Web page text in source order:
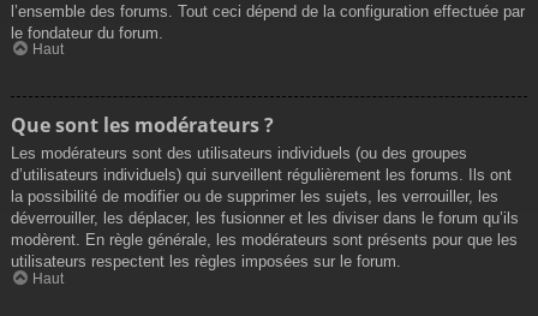
l’ensemble des forums. Tout ceci dépend de la configuration effectuée par
le fondateur du forum.
Haut
Que sont les modérateurs ?
Les modérateurs sont des utilisateurs individuels (ou des groupes
d’utilisateurs individuels) qui surveillent régulièrement les forums. Ils ont
la possibilité de modifier ou de supprimer les sujets, les verrouiller, les
déverrouiller, les déplacer, les fusionner et les diviser dans le forum qu’ils
modèrent. En règle générale, les modérateurs sont présents pour que les
utilisateurs respectent les règles imposées sur le forum.
Haut